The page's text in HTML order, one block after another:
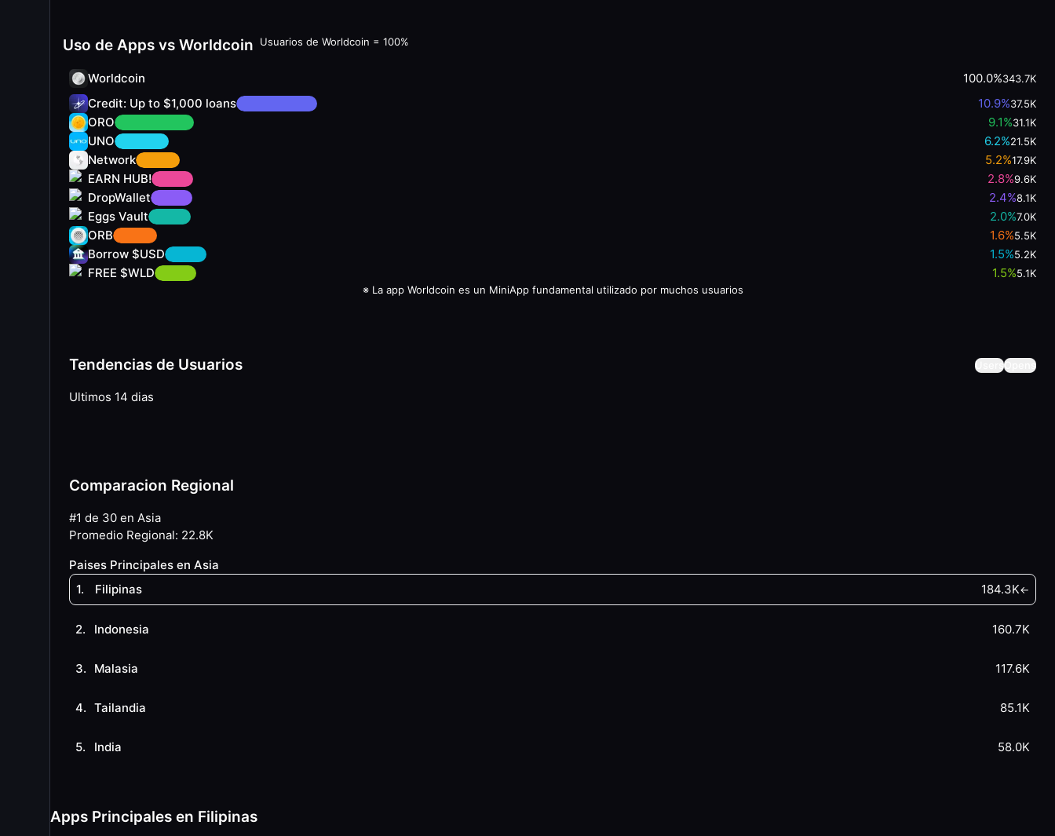
Uso de Apps vs Worldcoin Usuarios de Worldcoin = 100%
Worldcoin 100.0%343.7K
Credit: Up to $1,000 loans 10.9%37.5K
ORO 9.1%31.1K
UNO 6.2%21.5K
Network 5.2%17.9K
EARN HUB! 2.8%9.6K
DropWallet 2.4%8.1K
Eggs Vault 2.0%7.0K
ORB 1.6%5.5K
Borrow $USD 1.5%5.2K
FREE $WLD 1.5%5.1K
※ La app Worldcoin es un MiniApp fundamental utilizado por muchos usuarios
Tendencias de Usuarios UsersOpens
Ultimos 14 dias
Comparacion Regional
#1 de 30 en Asia
Promedio Regional: 22.8K
Paises Principales en Asia
1. Filipinas 184.3K←
2. Indonesia 160.7K
3. Malasia 117.6K
4. Tailandia 85.1K
5. India 58.0K
Apps Principales en Filipinas